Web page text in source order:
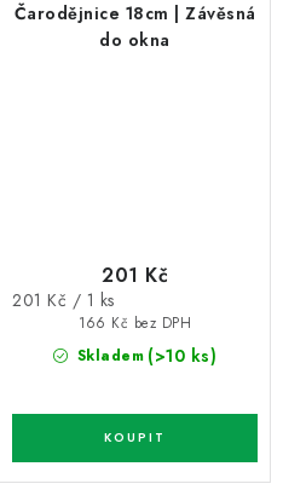
Čarodějnice 18cm | Závěsná
do okna
Skladem (>10 ks)
166 Kč bez DPH
201 Kč
Měrná
201 Kč / 1 ks